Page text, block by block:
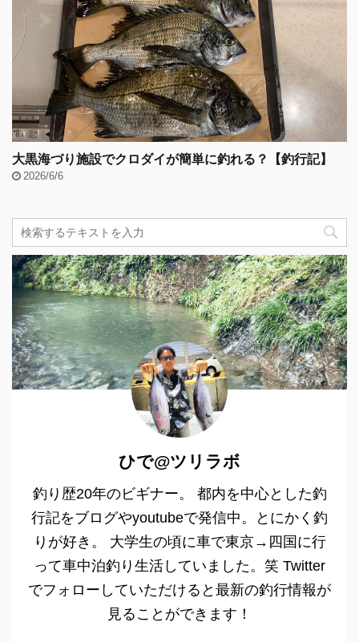
大黒海づり施設でクロダイが簡単に釣れる？【釣行記】
2026/6/6
ひで@ツリラボ
釣り歴20年のビギナー。 都内を中心とした釣
行記をブログやyoutubeで発信中。とにかく釣
りが好き。 大学生の頃に車で東京→四国に行
って車中泊釣り生活していました。笑 Twitter
でフォローしていただけると最新の釣行情報が
見ることができます！